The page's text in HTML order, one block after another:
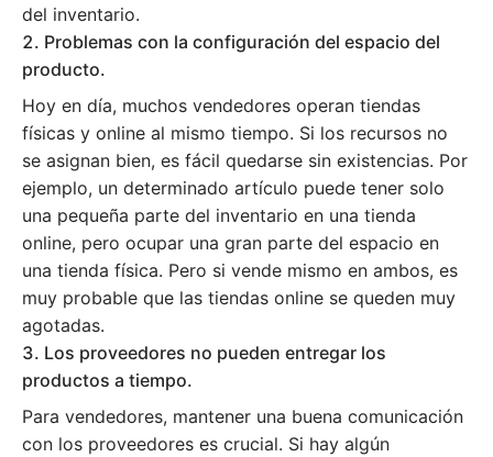
del inventario.
2. Problemas con la configuración del espacio del
producto.
Hoy en día, muchos vendedores operan tiendas
físicas y online al mismo tiempo. Si los recursos no
se asignan bien, es fácil quedarse sin existencias. Por
ejemplo, un determinado artículo puede tener solo
una pequeña parte del inventario en una tienda
online, pero ocupar una gran parte del espacio en
una tienda física. Pero si vende mismo en ambos, es
muy probable que las tiendas online se queden muy
agotadas.
3. Los proveedores no pueden entregar los
productos a tiempo.
Para vendedores, mantener una buena comunicación
con los proveedores es crucial. Si hay algún